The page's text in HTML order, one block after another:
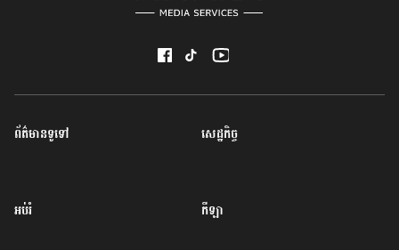
ព័ត៌មានទូទៅ សេដ្ឋកិច្ច
អប់រំ កីឡា